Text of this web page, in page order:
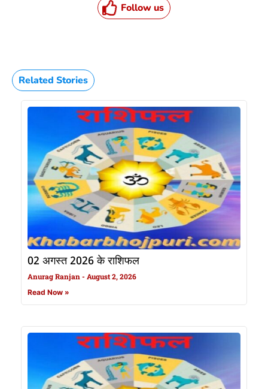
Follow us
Related Stories
02 अगस्त 2026 के राशिफल
Anurag Ranjan August 2, 2026
Read Now »